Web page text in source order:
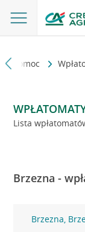
i pomoc
Lista
Brzezna -
Brzezna,